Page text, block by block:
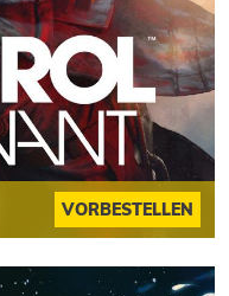
VORBESTELLEN